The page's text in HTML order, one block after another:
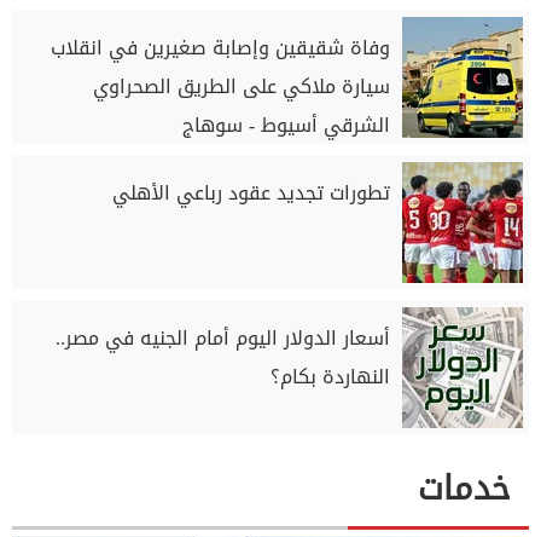
وفاة شقيقين وإصابة صغيرين في انقلاب
سيارة ملاكي على الطريق الصحراوي
الشرقي أسيوط - سوهاج
تطورات تجديد عقود رباعي الأهلي
أسعار الدولار اليوم أمام الجنيه في مصر..
النهاردة بكام؟
خدمات